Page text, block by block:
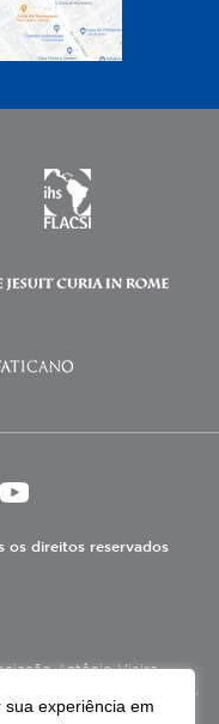
os direitos reservados
Antônio Vieira
lucrativos, filantrópica,
e beneficente, certificada
experiência em